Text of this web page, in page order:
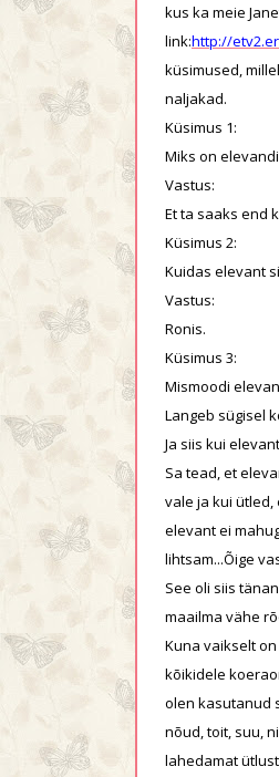
kus ka meie
link:http://
küsimused,
naljakad.
Küsimus 1:
Miks on
Vastus:
Et ta saaks end
Küsimus 2:
Kuidas elevant
Vastus:
Ronis.
Küsimus 3:
Mismoodi
Langeb sügisel
Ja siis kui
Sa tead, et
vale ja kui
elevant ei
lihtsam...Õige
See oli siis
maailma vähe
Kuna vaikselt
kõikidele
olen kasutanud
nõud, toit, suu,
lahedamat